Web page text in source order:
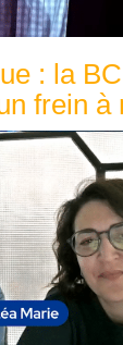
: la
frein à